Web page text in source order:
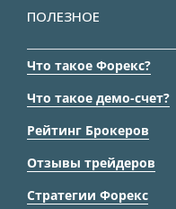
ПОЛЕЗНОЕ
Что такое Форекс?
Что такое демо-счет?
Рейтинг Брокеров
Отзывы трейдеров
Стратегии Форекс